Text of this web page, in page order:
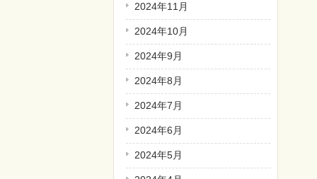
2024年11月
2024年10月
2024年9月
2024年8月
2024年7月
2024年6月
2024年5月